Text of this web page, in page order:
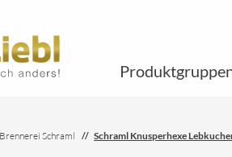
Brennerei Schraml Schraml Knusperhexe